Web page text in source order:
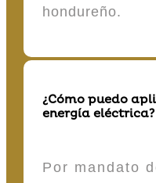
hondureño.
¿Cómo puedo
energía eléctrica?
Por mandato